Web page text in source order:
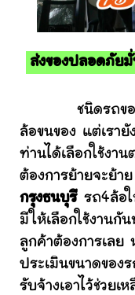
ส่งของปลอดภัยมั่
ชนิดรถของทา
ล้อขนของ แต่เรา
ท่านได้เลือกใช้งา
ต้องการย้ายจะย้า
กรุงธนบุรี รถ4ล้อ
มีให้เลือกใช้งานกั
ลูกค้าต้องการเลย
ประเมินขนาดของ
รับจ้างเอาไว้ช่วย